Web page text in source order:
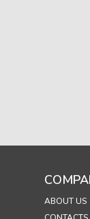
ABOUT US